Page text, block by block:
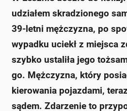
udziałem skradzionego
39-letni mężczyzna, po
wypadku uciekł z miejsca
szybko ustaliła jego
go. Mężczyzna, który
kierowania pojazdami,
sądem. Zdarzenie to